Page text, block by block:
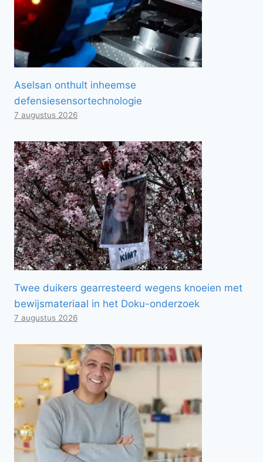
Aselsan onthult inheemse
defensiesensortechnologie
7 augustus 2026
Twee duikers gearresteerd wegens knoeien met
bewijsmateriaal in het Doku-onderzoek
7 augustus 2026